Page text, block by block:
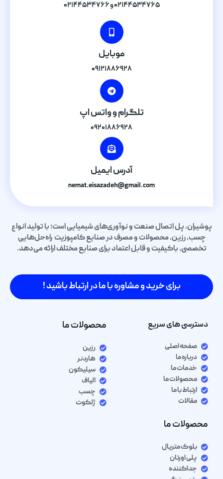
۰۲۱۴۴۵۳۴۷۶۵ و ۰۲۱۴۴۵۳۴۷۶۶
موبایل
۰۹۱۲۱۸۸۶۹۲۸
تلگرام و واتس اپ
۰۹۲۰۱۸۸۶۹۲۸
آدرس ایمیل
nemat.eisazadeh@gmail.com
پوشیران، پل اتصال صنعت و نوآوری‌های شیمیایی است؛ با تولید انواع
چسب، رزین، محصولات و مصرف در صنایع کامپوزیت راه‌حل‌هایی
تخصصی، باکیفیت و قابل اعتماد برای صنایع مختلف ارائه می‌دهد.
برای خرید و مشاوره با ما در ارتباط باشید !
دسترسی های سریع
صفحه اصلی
درباره ما
خدمات ما
محصولات ما
ارتباط با ما
مقالات
محصولات ما
رزین
هاردنر
سیلیکون
الیاف
چسب
ژلکوت
محصولات ما
بلوک متریال
پلی اورتان
جداکننده